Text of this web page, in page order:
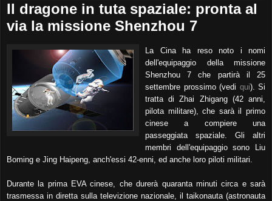
Il dragone in tuta spaziale: pronta al
via la missione Shenzhou 7
La Cina ha reso noto i nomi
dell'equipaggio della missione
Shenzhou 7 che partirà il 25
settembre prossimo (vedi qui). Si
tratta di Zhai Zhigang (42 anni,
pilota militare), che sarà il primo
cinese a compiere una
passeggiata spaziale. Gli altri
membri dell'equipaggio sono Liu
Boming e Jing Haipeng, anch'essi 42-enni, ed anche loro piloti militari.
Durante la prima EVA cinese, che durerà quaranta minuti circa e sarà
trasmessa in diretta sulla televizione nazionale, il taikonauta (astronauta